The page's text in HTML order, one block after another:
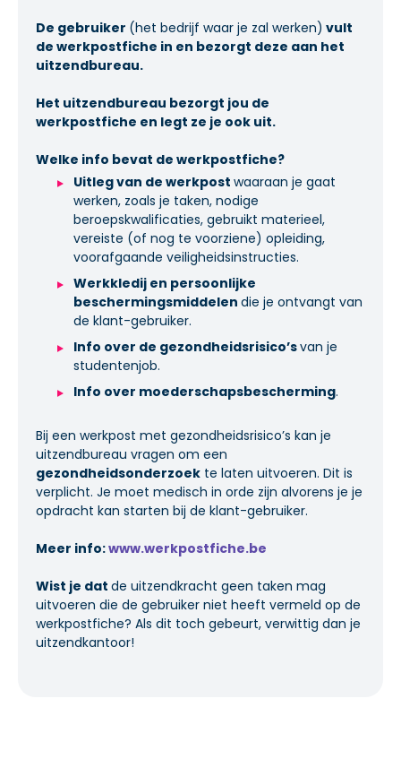
De gebruiker (het bedrijf waar je zal werken) vult
de werkpostfiche in en bezorgt deze aan het
uitzendbureau.
Het uitzendbureau bezorgt jou de
werkpostfiche en legt ze je ook uit.
Welke info bevat de werkpostfiche?
Uitleg van de werkpost waaraan je gaat
werken, zoals je taken, nodige
beroepskwalificaties, gebruikt materieel,
vereiste (of nog te voorziene) opleiding,
voorafgaande veiligheidsinstructies.
Werkkledij en persoonlijke
beschermingsmiddelen die je ontvangt van
de klant-gebruiker.
Info over de gezondheidsrisico’svan je
studentenjob.
Info over moederschapsbescherming.
Bij een werkpost met gezondheidsrisico’s kan je
uitzendbureau vragen om een
gezondheidsonderzoek te laten uitvoeren. Dit is
verplicht. Je moet medisch in orde zijn alvorens je je
opdracht kan starten bij de klant-gebruiker.
Meer info:www.werkpostfiche.be
Wist je dat de uitzendkracht geen taken mag
uitvoeren die de gebruiker niet heeft vermeld op de
werkpostfiche? Als dit toch gebeurt, verwittig dan je
uitzendkantoor!